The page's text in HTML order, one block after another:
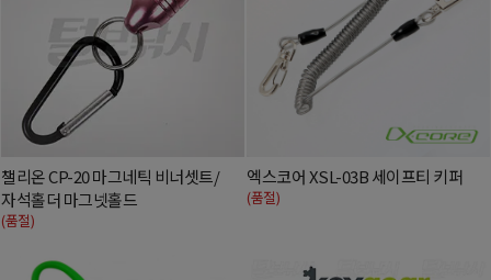
챌리온 CP-20 마그네틱 비너셋트/
자석홀더 마그넷홀드
(품절)
엑스코어 XSL-03B 세이프티 키퍼
(품절)